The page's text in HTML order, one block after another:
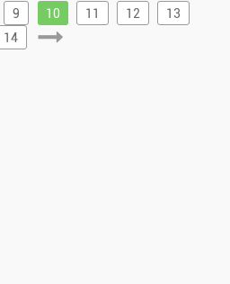
9 10 11 12
13
14